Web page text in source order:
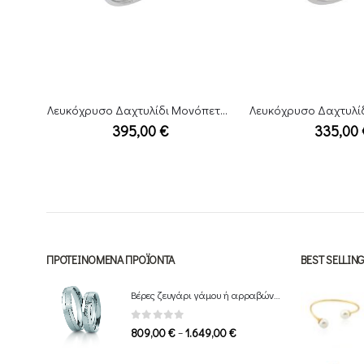
Λευκόχρυσο Δαχτυλίδι Μονόπετρο 14Κ
335,00€
Λευκόχρυσο
345,00
ΠΡΟΤΕΙΝΌΜΕΝΑ ΠΡΟΪΌΝΤΑ
0out of 5
809,00€ – 1.649,00€Price
BEST